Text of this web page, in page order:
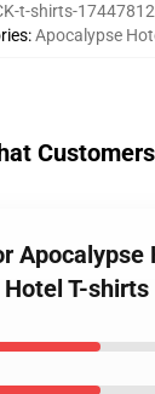
t-shirts-
:Apocalypse
Apocalypse
T-shirts